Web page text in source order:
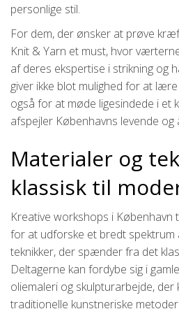
personlige stil.
For dem, der ønsker at prøve
Knit & Yarn et must, hvor
af deres ekspertise i strikning og
giver ikke blot mulighed for at
også for at møde ligesindede i et
afspejler Københavns levende og
Materialer og
klassisk til
Kreative workshops i København
for at udforske et bredt spektrum
teknikker, der spænder fra det
Deltagerne kan fordybe sig i
oliemaleri og skulpturarbejde,
traditionelle kunstneriske